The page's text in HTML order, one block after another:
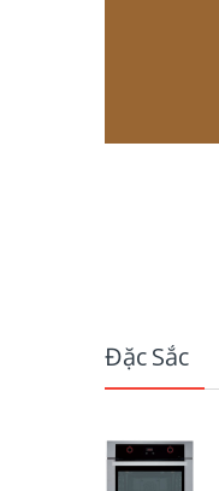
Đặc Sắc